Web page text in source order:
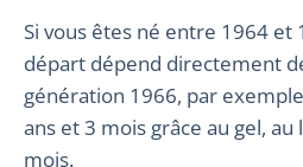
Si vous êtes né entre 1964 et
départ dépend directement
génération 1966, par
ans et 3 mois grâce au gel, au
mois.